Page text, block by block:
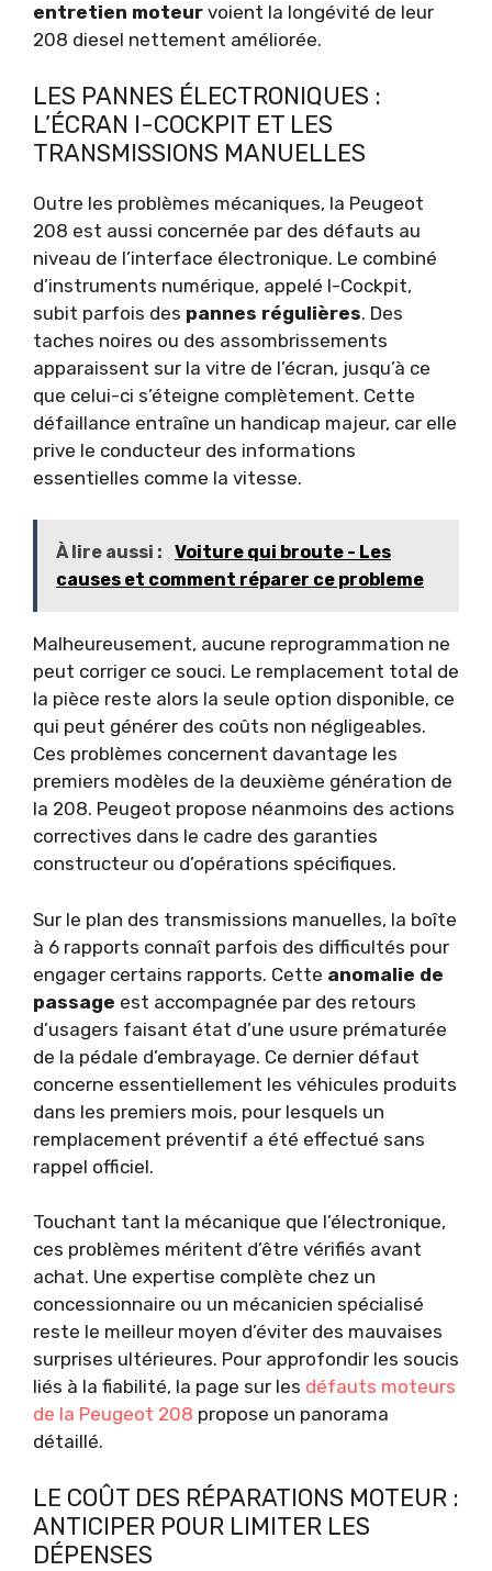
entretien moteur voient la longévité de leur
208 diesel nettement améliorée.
LES PANNES ÉLECTRONIQUES :
L’ÉCRAN I-COCKPIT ET LES
TRANSMISSIONS MANUELLES
Outre les problèmes mécaniques, la Peugeot
208 est aussi concernée par des défauts au
niveau de l’interface électronique. Le combiné
d’instruments numérique, appelé I-Cockpit,
subit parfois des pannes régulières. Des
taches noires ou des assombrissements
apparaissent sur la vitre de l’écran, jusqu’à ce
que celui-ci s’éteigne complètement. Cette
défaillance entraîne un handicap majeur, car elle
prive le conducteur des informations
essentielles comme la vitesse.
À lire aussi :
Voiture qui broute - Les
causes et comment réparer ce probleme
Malheureusement, aucune reprogrammation ne
peut corriger ce souci. Le remplacement total de
la pièce reste alors la seule option disponible, ce
qui peut générer des coûts non négligeables.
Ces problèmes concernent davantage les
premiers modèles de la deuxième génération de
la 208. Peugeot propose néanmoins des actions
correctives dans le cadre des garanties
constructeur ou d’opérations spécifiques.
Sur le plan des transmissions manuelles, la boîte
à 6 rapports connaît parfois des difficultés pour
engager certains rapports. Cette anomalie de
passage est accompagnée par des retours
d’usagers faisant état d’une usure prématurée
de la pédale d’embrayage. Ce dernier défaut
concerne essentiellement les véhicules produits
dans les premiers mois, pour lesquels un
remplacement préventif a été effectué sans
rappel officiel.
Touchant tant la mécanique que l’électronique,
ces problèmes méritent d’être vérifiés avant
achat. Une expertise complète chez un
concessionnaire ou un mécanicien spécialisé
reste le meilleur moyen d’éviter des mauvaises
surprises ultérieures. Pour approfondir les soucis
liés à la fiabilité, la page sur les défauts moteurs
de la Peugeot 208 propose un panorama
détaillé.
LE COÛT DES RÉPARATIONS MOTEUR :
ANTICIPER POUR LIMITER LES
DÉPENSES